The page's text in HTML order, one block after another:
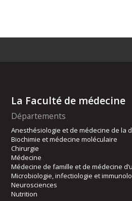
La Faculté de médecine
Départements
Anesthésiologie et de médecine de la
Biochimie et médecine moléculaire
Chirurgie
Médecine
Médecine de famille et de médecine
Microbiologie, infectiologie et
Neurosciences
Nutrition